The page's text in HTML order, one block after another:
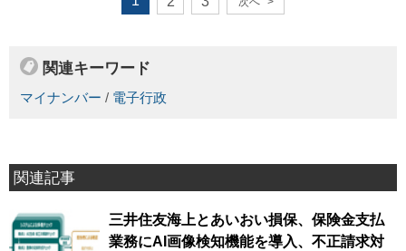
関連キーワード
マイナンバー / 電子行政
関連記事
三井住友海上とあいおい損保、保険金支払
業務にAI画像検知機能を導入、不正請求対